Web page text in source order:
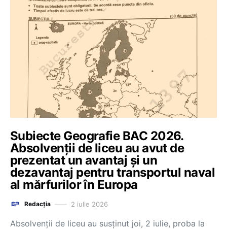
Subiecte Geografie BAC 2026.
Absolvenții de liceu au avut de
prezentat un avantaj și un
dezavantaj pentru transportul naval
al mărfurilor în Europa
Redacția 2 iulie 2026
Absolvenții de liceu au susținut joi, 2 iulie, proba la